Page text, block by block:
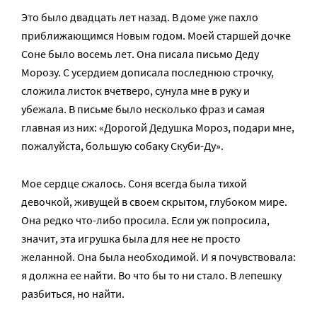
Это было двадцать лет назад. В доме уже пахло
приближающимся Новым годом. Моей старшей дочке
Соне было восемь лет. Она писала письмо Деду
Морозу. С усердием дописала последнюю строчку,
сложила листок вчетверо, сунула мне в руку и
убежала. В письме было несколько фраз и самая
главная из них: «Дорогой Дедушка Мороз, подари мне,
пожалуйста, большую собаку Скуби-Ду».
Мое сердце сжалось. Соня всегда была тихой
девочкой, живущей в своем скрытом, глубоком мире.
Она редко что-либо просила. Если уж попросила,
значит, эта игрушка была для нее не просто
желанной. Она была необходимой. И я почувствовала:
я должна ее найти. Во что бы то ни стало. В лепешку
разбиться, но найти.